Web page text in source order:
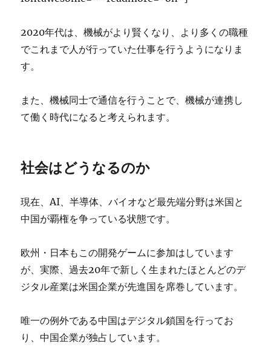
2020年代は、機械がより賢くなり、より多くの職種
でこれまで人が行っていた仕事を行うようになりま
す。
また、機械同士で通信を行うことで、機械が連携し
て働く時代になると考えられます。
社会はどうなるのか
現在、AI、半導体、バイオなど最先端分野は米国と
中国が覇権を争っている状態です。
欧州・日本もこの開発ゲームに参加はしています
が、実際、過去20年で新しく生まれたほとんどのデ
ジタル産業は米国企業が先進国を席巻しています。
唯一の例外である中国はデジタル鎖国を行ってお
り、中国企業が独占しています。